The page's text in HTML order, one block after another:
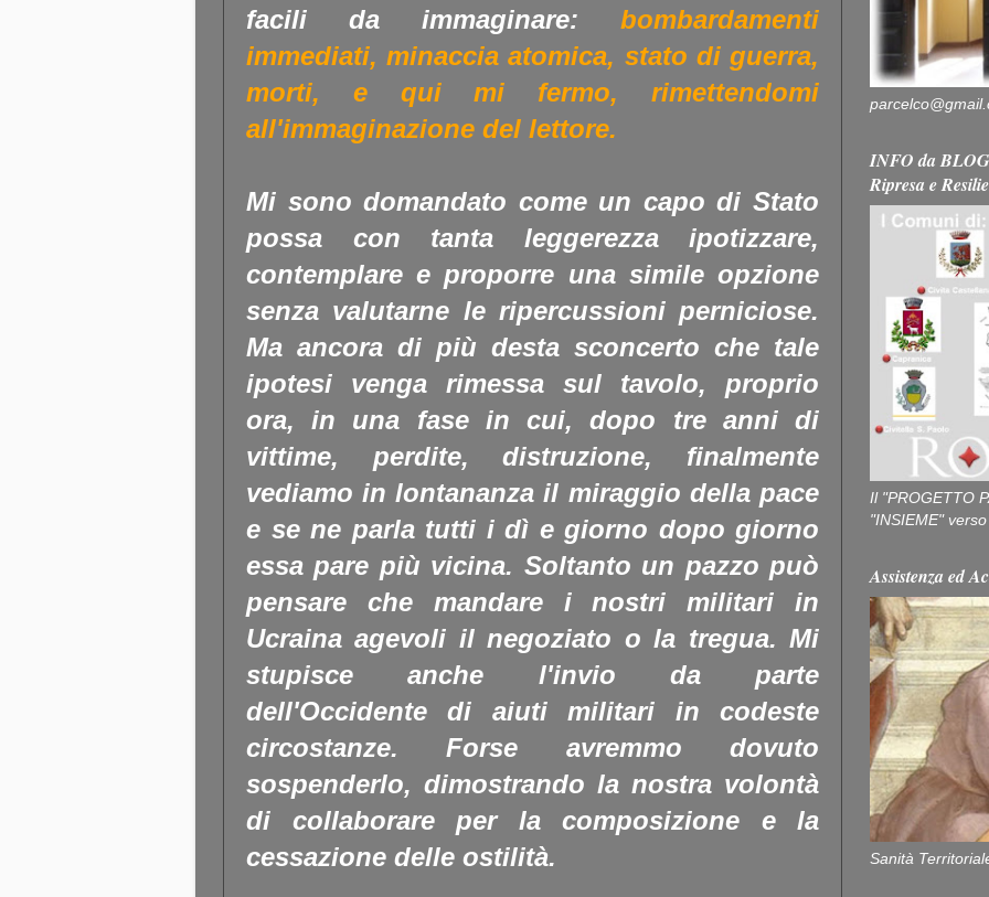
facili da immaginare: bombardamenti
immediati, minaccia atomica, stato di guerra,
morti, e qui mi fermo, rimettendomi
all'immaginazione del lettore.
Mi sono domandato come un capo di Stato
possa con tanta leggerezza ipotizzare,
contemplare e proporre una simile opzione
senza valutarne le ripercussioni perniciose.
Ma ancora di più desta sconcerto che tale
ipotesi venga rimessa sul tavolo, proprio
ora, in una fase in cui, dopo tre anni di
vittime, perdite, distruzione, finalmente
vediamo in lontananza il miraggio della pace
e se ne parla tutti i dì e giorno dopo giorno
essa pare più vicina. Soltanto un pazzo può
pensare che mandare i nostri militari in
Ucraina agevoli il negoziato o la tregua. Mi
stupisce anche l'invio da parte
dell'Occidente di aiuti militari in codeste
circostanze. Forse avremmo dovuto
sospenderlo, dimostrando la nostra volontà
di collaborare per la composizione e la
cessazione delle ostilità.
INFO da
Ripresa e
Il "PROGETTO
"INSIEME"
Assistenza ed
Sanità